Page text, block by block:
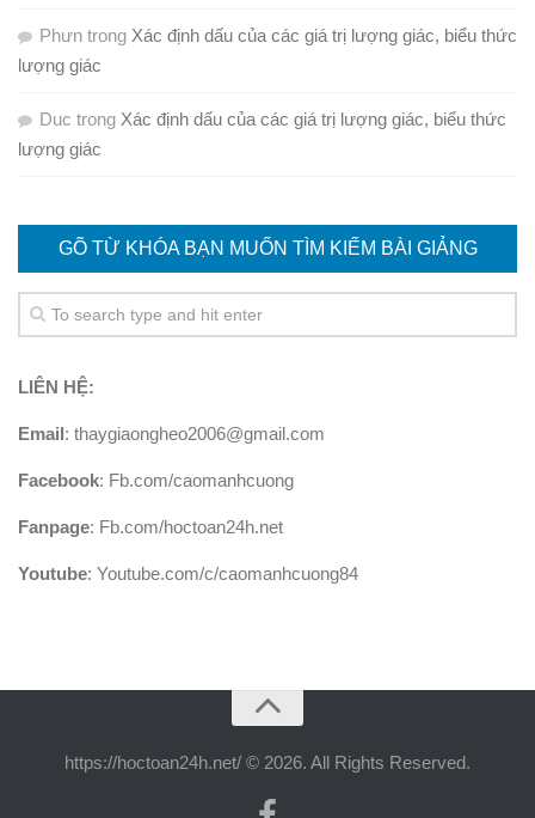
Phưn trong Xác định dấu của các giá trị lượng giác, biểu thức
lượng giác
Duc trong Xác định dấu của các giá trị lượng giác, biểu thức
lượng giác
GÕ TỪ KHÓA BẠN MUỐN TÌM KIẾM BÀI GIẢNG
LIÊN HỆ:
Email: thaygiaongheo2006@gmail.com
Facebook: Fb.com/caomanhcuong
Fanpage: Fb.com/hoctoan24h.net
Youtube: Youtube.com/c/caomanhcuong84
https://hoctoan24h.net/ © 2026. All Rights Reserved.